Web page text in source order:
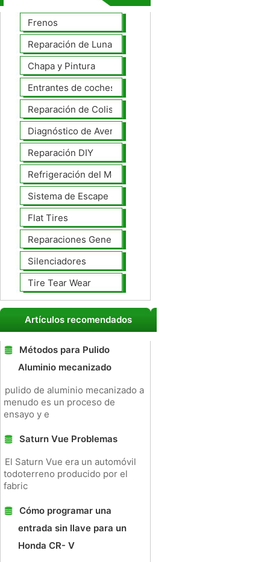
Frenos
Reparación de Lunas
Chapa y Pintura
Entrantes de coches
Reparación de Colisiones
Diagnóstico de Averías
Reparación DIY
Refrigeración del Motor
Sistema de Escape
Flat Tires
Reparaciones Generales
Silenciadores
Tire Tear Wear
Artículos recomendados
Métodos para Pulido
Aluminio mecanizado
pulido de aluminio mecanizado a
menudo es un proceso de
ensayo y e
Saturn Vue Problemas
El Saturn Vue era un automóvil
todoterreno producido por el
fabric
Cómo programar una
entrada sin llave para un
Honda CR- V